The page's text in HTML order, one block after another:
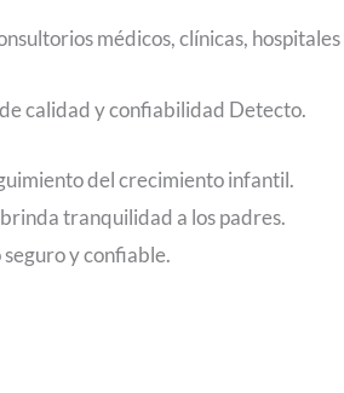
médicos, clínicas,
calidad y confiabilidad Detecto.
del crecimiento infantil.
tranquilidad a los padres.
y confiable.